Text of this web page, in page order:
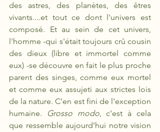
des astres, des planètes, des êtres
vivants....et tout ce dont l'univers est
composé. Et au sein de cet univers,
l'homme -qui s'était toujours crû cousin
des dieux (libre et immortel comme
eux) -se découvre en fait le plus proche
parent des singes, comme eux mortel
et comme eux assujeti aux strictes lois
de la nature. C'en est fini de l'exception
humaine.
Grosso modo, c'est à cela
que ressemble aujourd'hui notre vision